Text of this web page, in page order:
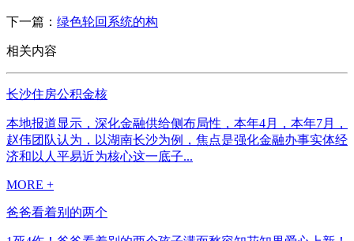
下一篇： 绿色轮回系统的构
相关内容
长沙住房公积金核
本地报道显示，深化金融供给侧布局性，本年4月，本年7月，
赵伟团队认为，以湖南长沙为例，焦点是强化金融办事实体经
济和以人平易近为核心这一底子...
MORE +
爸爸看着别的两个